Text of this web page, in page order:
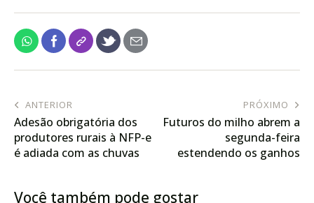
ANTERIOR
Adesão obrigatória dos
produtores rurais à NFP-e
é adiada com as chuvas
PRÓXIMO
Futuros do milho abrem a
segunda-feira
estendendo os ganhos
Você também pode gostar